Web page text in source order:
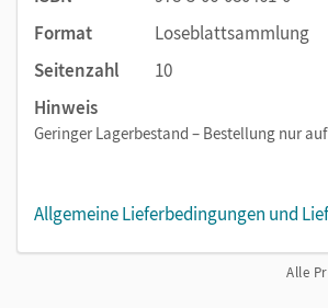
Format
Loseblattsammlung
Seitenzahl
10
Hinweis
Geringer Lagerbestand – Bestellung nur
Allgemeine Lieferbedingungen und
Alle